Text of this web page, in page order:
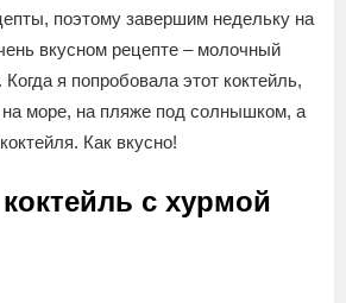
поэтому завершим недельку на
вкусном рецепте – молочный
я попробовала этот коктейль,
на море, на пляже под солнышком, а
Как вкусно!
с хурмой